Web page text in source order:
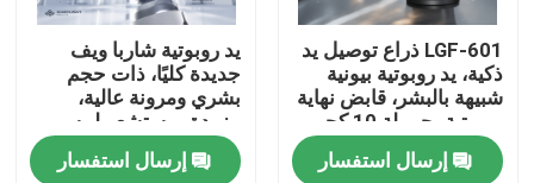
معلومات عنا
جولة في المعمل
رقابة جودة
LGF-601 ذراع توصيل يد
ذكية، يد روبوتية بيونية
شبيهة بالبشر، قابض نهاية
روبوتية بحمولة 10 كجم
وناقل CAN
إرسال استفسار
يد روبوتية شاربا ويف
جديدة كليًا، ذات حجم
بشري ومرونة عالية،
مزودة بمستشعر لمسي
عالي الدقة للتكامل مع
الروبوتاتإرسال استفسار